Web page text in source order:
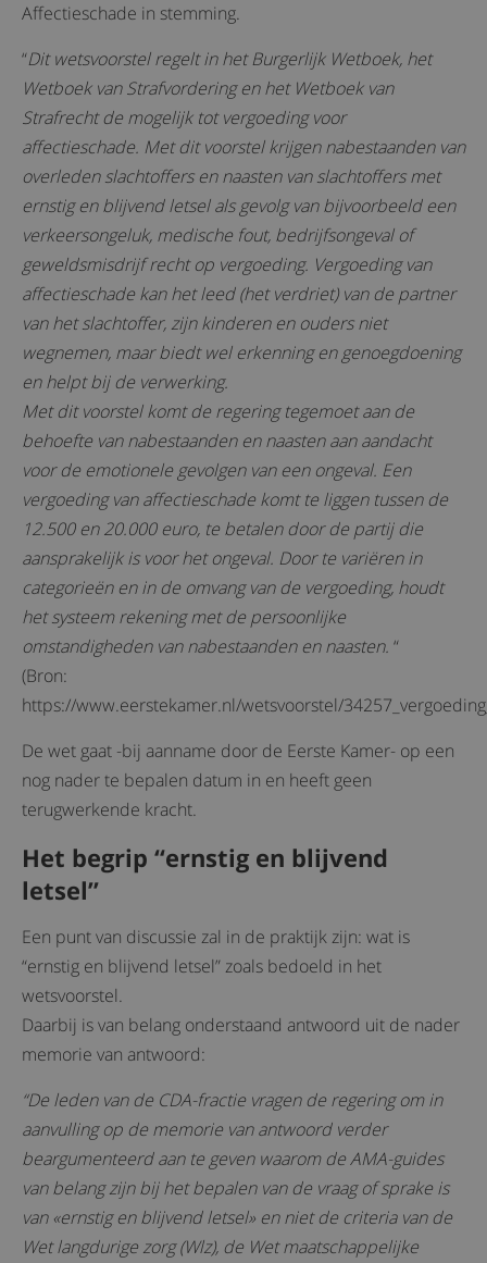
Affectieschade in stemming.
“Dit wetsvoorstel regelt in het Burgerlijk Wetboek, het
Wetboek van Strafvordering en het Wetboek van
Strafrecht de mogelijk tot vergoeding voor
affectieschade. Met dit voorstel krijgen nabestaanden van
overleden slachtoffers en naasten van slachtoffers met
ernstig en blijvend letsel als gevolg van bijvoorbeeld een
verkeersongeluk, medische fout, bedrijfsongeval of
geweldsmisdrijf recht op vergoeding. Vergoeding van
affectieschade kan het leed (het verdriet) van de partner
van het slachtoffer, zijn kinderen en ouders niet
wegnemen, maar biedt wel erkenning en genoegdoening
en helpt bij de verwerking.
Met dit voorstel komt de regering tegemoet aan de
behoefte van nabestaanden en naasten aan aandacht
voor de emotionele gevolgen van een ongeval. Een
vergoeding van affectieschade komt te liggen tussen de
12.500 en 20.000 euro, te betalen door de partij die
aansprakelijk is voor het ongeval. Door te variëren in
categorieën en in de omvang van de vergoeding, houdt
het systeem rekening met de persoonlijke
omstandigheden van nabestaanden en naasten. “
(Bron:
https://www.eerstekamer.nl/wetsvoorstel/
De wet gaat -bij aanname door de Eerste Kamer- op een
nog nader te bepalen datum in en heeft geen
terugwerkende kracht.
Het begrip “ernstig en blijvend
letsel”
Een punt van discussie zal in de praktijk zijn: wat is
“ernstig en blijvend letsel” zoals bedoeld in het
wetsvoorstel.
Daarbij is van belang onderstaand antwoord uit de nader
memorie van antwoord:
“De leden van de CDA-fractie vragen de regering om in
aanvulling op de memorie van antwoord verder
beargumenteerd aan te geven waarom de AMA-guides
van belang zijn bij het bepalen van de vraag of sprake is
van «ernstig en blijvend letsel» en niet de criteria van de
Wet langdurige zorg (Wlz), de Wet maatschappelijke